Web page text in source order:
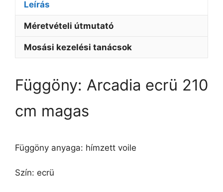
Leírás
Méretvételi útmutató
Mosási kezelési tanácsok
Függöny: Arcadia ecrü 210
cm magas
Függöny anyaga: hímzett voile
Szín: ecrü